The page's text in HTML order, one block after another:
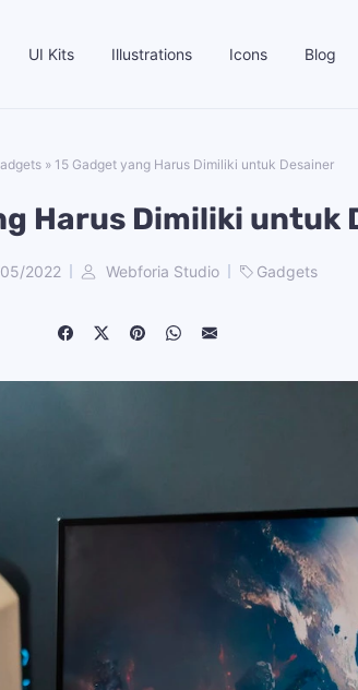
UI Kits Illustrations Icons Blog
» 15 Gadget yang Harus Dimiliki untuk Desainer
Harus Dimiliki untuk
2022 Webforia Studio Gadgets